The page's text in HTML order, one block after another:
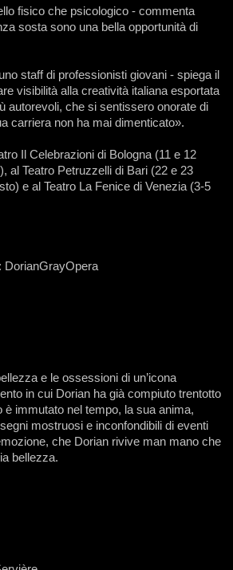
fisico che psicologico - commenta
sosta sono una bella opportunità di
staff di professionisti giovani - spiega il
visibilità alla creatività italiana esportata
autorevoli, che si sentissero onorate di
carriera non ha mai dimenticato».
Il Celebrazioni di Bologna (11 e 12
al Teatro Petruzzelli di Bari (22 e 23
e al Teatro La Fenice di Venezia (3-5
DorianGrayOpera
e le ossessioni di un’icona
in cui Dorian ha già compiuto trentotto
immutato nel tempo, la sua anima,
mostruosi e inconfondibili di eventi
che Dorian rivive man mano che
bellezza.